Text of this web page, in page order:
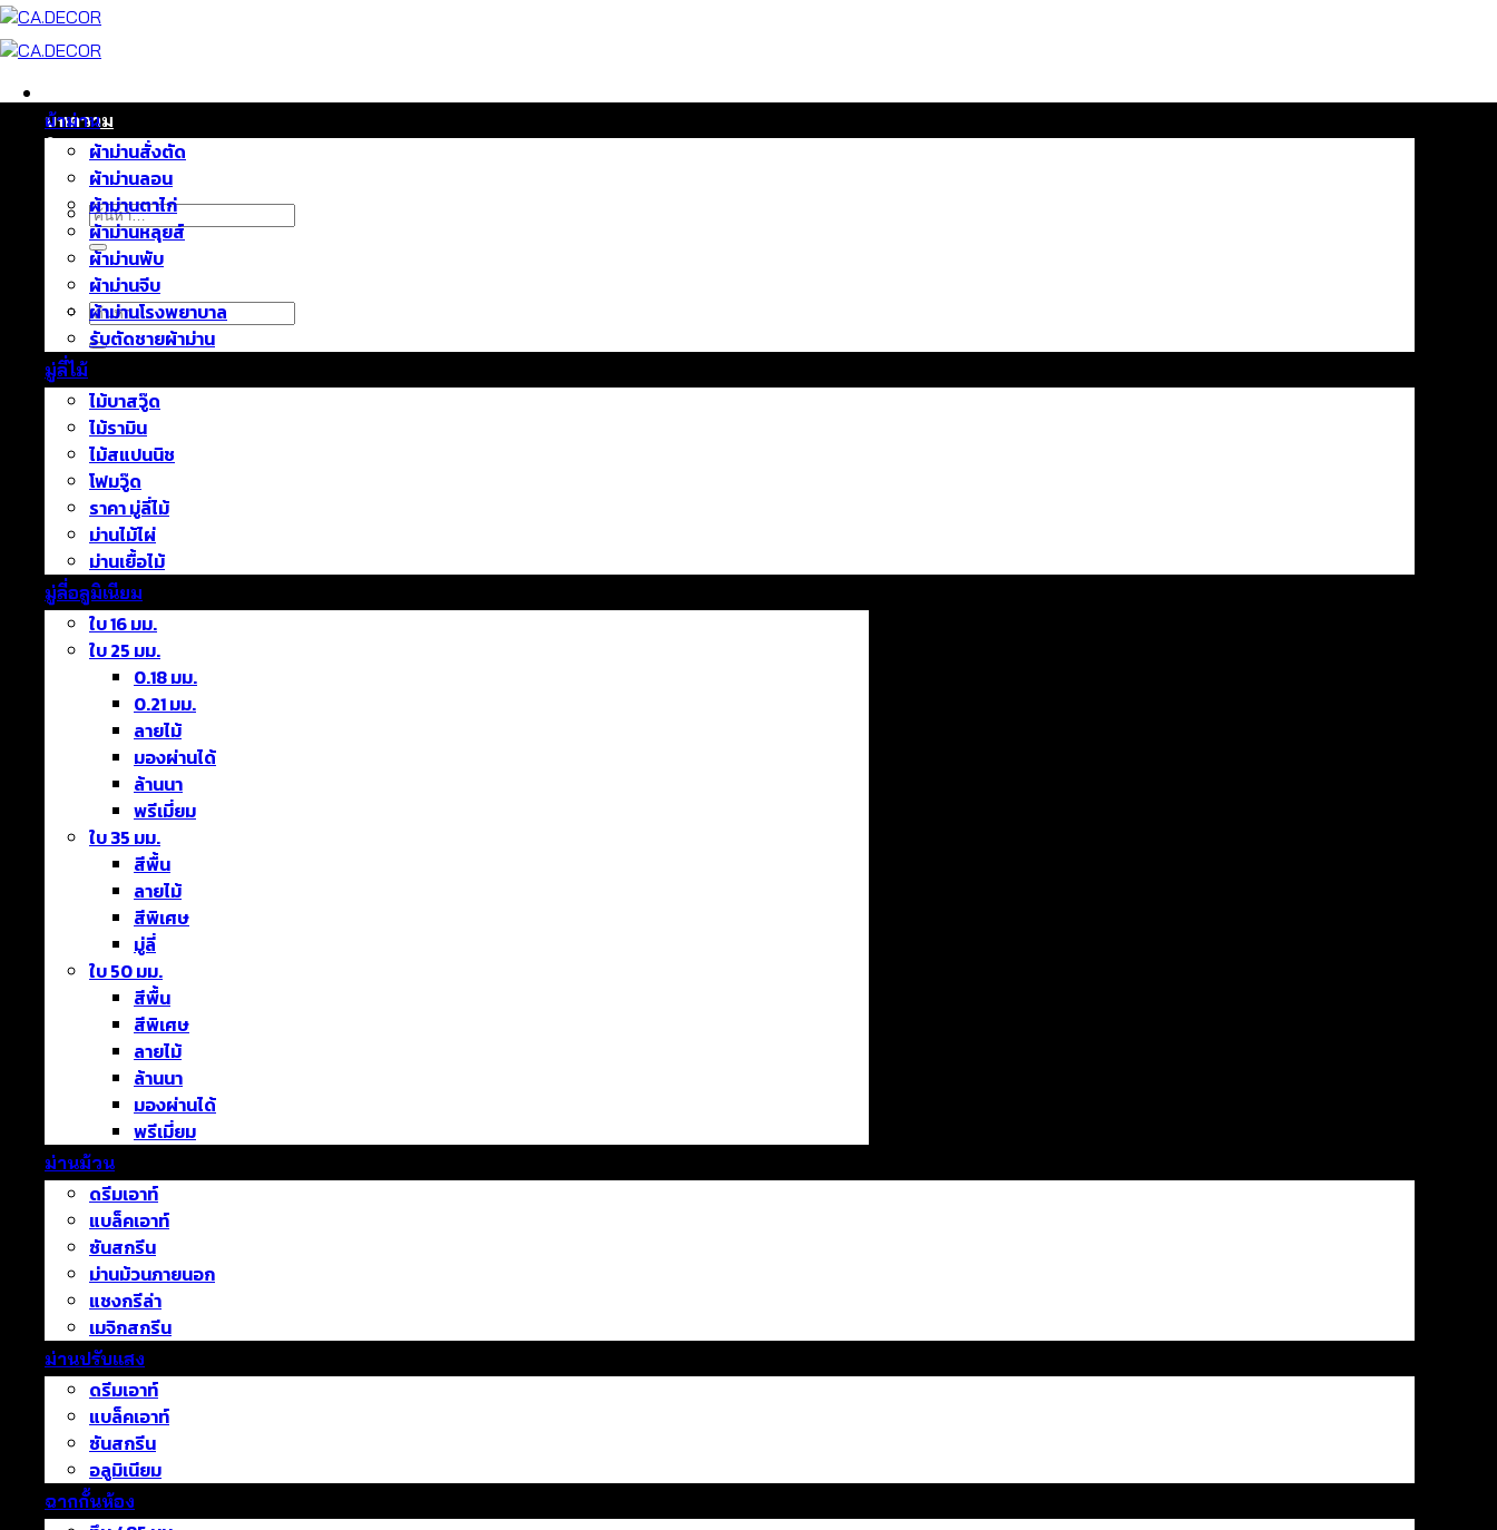
ข้าม
ยัง
บทความ
ติดต่อเรา
เกี่ยวกับเรา
ค้นหา:
ค้นหา:
ผ้าม่าน
ผ้าม่านสั่งตัด
ผ้าม่านลอน
ผ้าม่านตาไก่
ผ้าม่านหลุยส์
ผ้าม่านพับ
ผ้าม่านจีบ
ผ้าม่านโรงพยาบาล
รับตัดชายผ้าม่าน
มู่ลี่ไม้
ไม้บาสวู๊ด
ไม้รามิน
ไม้สแปนนิช
โฟมวู๊ด
ราคา มู่ลี่ไม้
ม่านไม้ไผ่
ม่านเยื้อไม้
มู่ลี่อลูมิเนียม
ใบ 16 มม.
ใบ 25 มม.
0.18 มม.
0.21 มม.
ลายไม้
มองผ่านได้
ล้านนา
พรีเมี่ยม
ใบ 35 มม.
สีพื้น
ลายไม้
สีพิเศษ
มู่ลี่
ใบ 50 มม.
สีพื้น
สีพิเศษ
ลายไม้
ล้านนา
มองผ่านได้
พรีเมี่ยม
ม่านม้วน
ดรีมเอาท์
แบล็คเอาท์
ซันสกรีน
ม่านม้วนภายนอก
แชงกรีล่า
เมจิกสกรีน
ม่านปรับแสง
ดรีมเอาท์
แบล็คเอาท์
ซันสกรีน
อลูมิเนียม
ฉากกั้นห้อง